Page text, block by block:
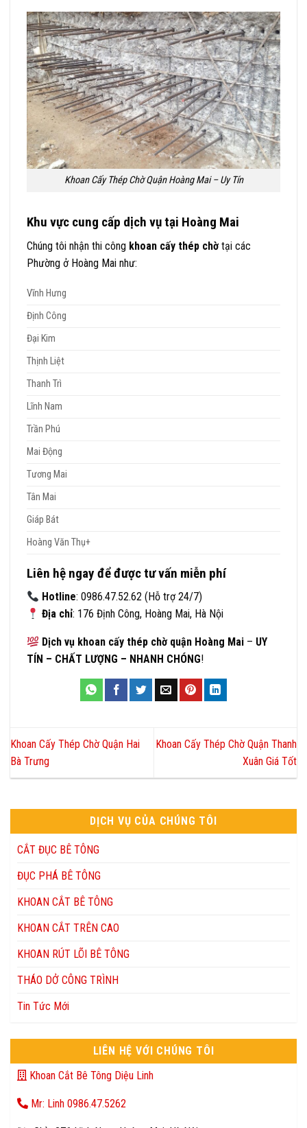
Khoan Cấy Thép Chờ Quận Hoàng Mai – Uy Tín
Khu vực cung cấp dịch vụ tại Hoàng Mai
Chúng tôi nhận thi công khoan cấy thép chờ tại các
Phường ở Hoàng Mai như:
Vĩnh Hưng
Định Công
Đại Kim
Thịnh Liệt
Thanh Trì
Lĩnh Nam
Trần Phú
Mai Động
Tương Mai
Tân Mai
Giáp Bát
Hoàng Văn Thụ+
Liên hệ ngay để được tư vấn miễn phí
Hotline: 0986.47.52.62 (Hỗ trợ 24/7)
Địa chỉ: 176 Định Công, Hoàng Mai, Hà Nội
Dịch vụ khoan cấy thép chờ quận Hoàng Mai – UY
TÍN – CHẤT LƯỢNG – NHANH CHÓNG!
Khoan Cấy Thép Chờ Quận Hai
Bà Trưng
Khoan Cấy Thép Chờ Quận Thanh
Xuân Giá Tốt
DỊCH VỤ CỦA CHÚNG TÔI
CẮT ĐỤC BÊ TÔNG
ĐỤC PHÁ BÊ TÔNG
KHOAN CẮT BÊ TÔNG
KHOAN CẮT TRÊN CAO
KHOAN RÚT LÕI BÊ TÔNG
THÁO DỞ CÔNG TRÌNH
Tin Tức Mới
LIÊN HỆ VỚI CHÚNG TÔI
Khoan Cắt Bê Tông Diệu Linh
Mr: Linh 0986.47.5262